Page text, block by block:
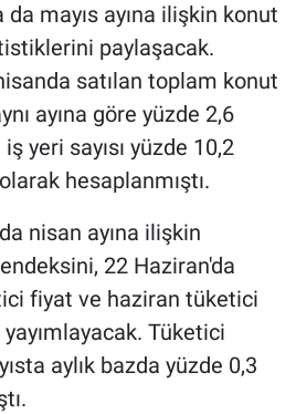
da mayıs ayına ilişkin konut
paylaşacak.
satılan toplam konut
ayına göre yüzde 2,6
yeri sayısı yüzde 10,2
hesaplanmıştı.
nisan ayına ilişkin
22 Haziran'da
fiyat ve haziran tüketici
Tüketici
aylık bazda yüzde 0,3